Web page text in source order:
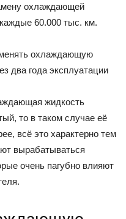
охлаждающей
60.000 тыс. км.
охлаждающую
два года эксплуатации
жидкость
то в таком случае её
всё это характерно тем
вырабатываться
очень пагубно влияют